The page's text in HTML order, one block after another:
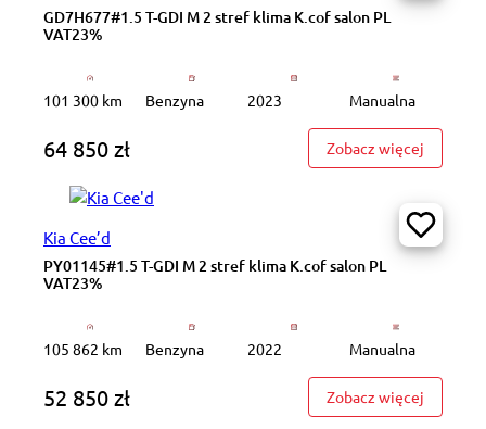
GD7H677#1.5 T-GDI M 2 stref klima K.cof salon PL
VAT23%
101 300 km Benzyna 2023 Manualna
64 850 zł Zobacz więcej
Kia Cee’d
PY01145#1.5 T-GDI M 2 stref klima K.cof salon PL
VAT23%
105 862 km Benzyna 2022 Manualna
52 850 zł Zobacz więcej